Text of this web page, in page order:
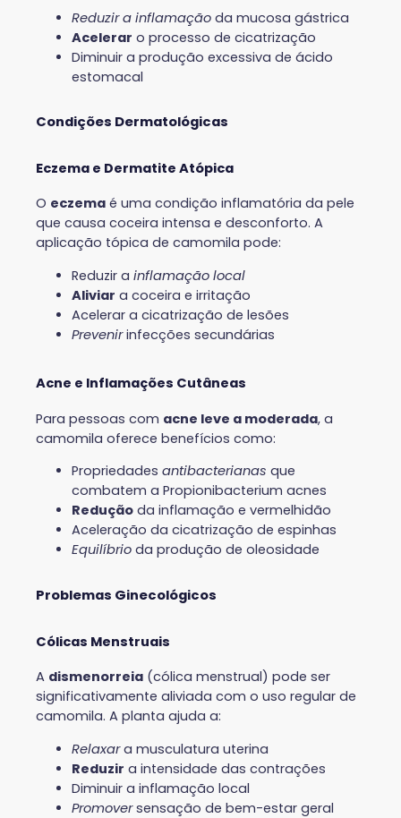
Reduzir a inflamação da mucosa gástrica
Acelerar o processo de cicatrização
Diminuir a produção excessiva de ácido
estomacal
Condições Dermatológicas
Eczema e Dermatite Atópica
O eczema é uma condição inflamatória da pele
que causa coceira intensa e desconforto. A
aplicação tópica de camomila pode:
Reduzir a inflamação local
Aliviar a coceira e irritação
Acelerar a cicatrização de lesões
Prevenirinfecções secundárias
Acne e Inflamações Cutâneas
Para pessoas com acne leve a moderada, a
camomila oferece benefícios como:
Propriedades antibacterianas que
combatem a Propionibacterium acnes
Redução da inflamação e vermelhidão
Aceleração da cicatrização de espinhas
Equilíbrio da produção de oleosidade
Problemas Ginecológicos
Cólicas Menstruais
A dismenorreia (cólica menstrual) pode ser
significativamente aliviada com o uso regular de
camomila. A planta ajuda a:
Relaxara musculatura uterina
Reduzir a intensidade das contrações
Diminuir a inflamação local
Promoversensação de bem-estar geral